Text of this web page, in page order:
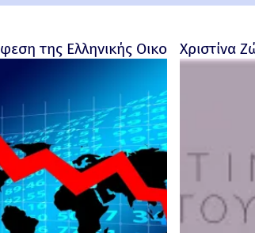
της Ελληνικής Οικονομίας -
Χριστίνα